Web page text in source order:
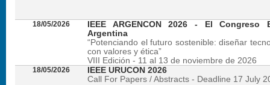
18/05/2026
IEEE ARGENCON 2026 - El
Argentina
“Potenciando el futuro sostenible: diseñar
con valores y ética”
VIII Edición - 11 al 13 de noviembre de 2026
18/05/2026
IEEE URUCON 2026
Call For Papers / Abstracts - Deadline 17 July